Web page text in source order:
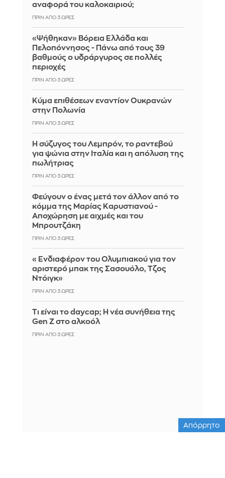
αναφορά του καλοκαιριού;
ΠΡΙΝ ΑΠΌ 3 ΏΡΕΣ
«Ψήθηκαν» Βόρεια Ελλάδα και
Πελοπόννησος - Πάνω από τους 39
βαθμούς ο υδράργυρος σε πολλές
περιοχές
ΠΡΙΝ ΑΠΌ 3 ΏΡΕΣ
Κύμα επιθέσεων εναντίον Ουκρανών
στην Πολωνία
ΠΡΙΝ ΑΠΌ 3 ΏΡΕΣ
Η σύζυγος του Λεμπρόν, το ραντεβού
για ψώνια στην Ιταλία και η απόλυση της
πωλήτριας
ΠΡΙΝ ΑΠΌ 3 ΏΡΕΣ
Φεύγουν ο ένας μετά τον άλλον από το
κόμμα της Μαρίας Καρυστιανού -
Αποχώρηση με αιχμές και του
Μπρουτζάκη
ΠΡΙΝ ΑΠΌ 3 ΏΡΕΣ
«Ενδιαφέρον του Ολυμπιακού για τον
αριστερό μπακ της Σασουόλο, Τζος
Ντόιγκ»
ΠΡΙΝ ΑΠΌ 3 ΏΡΕΣ
Τι είναι το daycap; Η νέα συνήθεια της
Gen Z στο αλκοόλ
ΠΡΙΝ ΑΠΌ 3 ΏΡΕΣ
Απόρρητο